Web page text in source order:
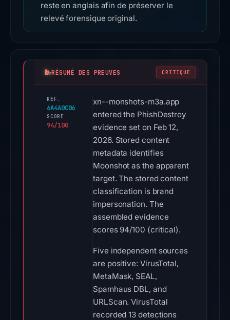
reste en anglais afin de préserver le
relevé forensique original.
RÉSUMÉ DES PREUVES CRITIQUE
RÉF.
6A4A0C06
SCORE
94/100
xn--monshots-m3a.app
entered the PhishDestroy
evidence set on Feb 12,
2026. Stored content
metadata identifies
Moonshot as the apparent
target. The stored content
classification is brand
impersonation. The
assembled evidence
scores 94/100 (critical).
Five independent sources
are positive: VirusTotal,
MetaMask, SEAL,
Spamhaus DBL, and
URLScan. VirusTotal
recorded 13 detections